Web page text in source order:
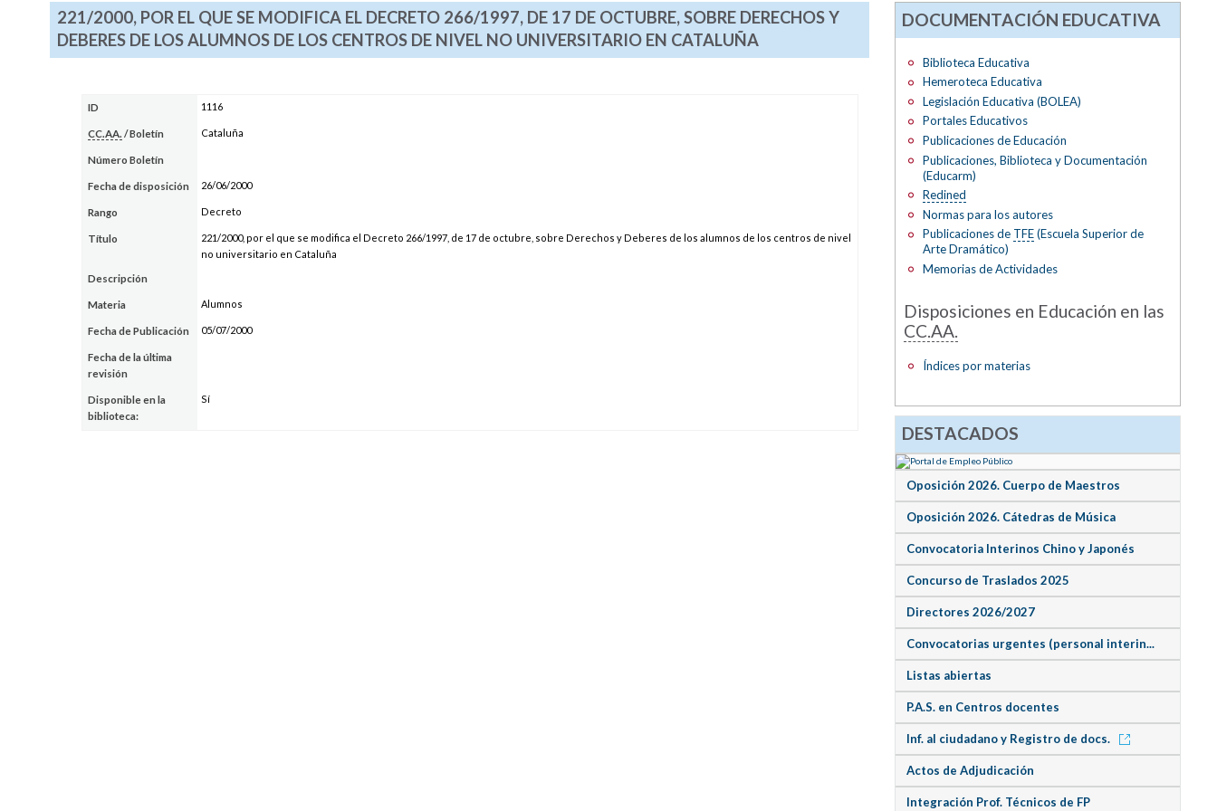
221/2000, POR EL QUE SE MODIFICA EL DECRETO 266/1997, DE 17 DE OCTUBRE, SOBRE DERECHOS Y
DEBERES DE LOS ALUMNOS DE LOS CENTROS DE NIVEL NO UNIVERSITARIO EN CATALUÑA
ID 1116
CC.AA. / Boletín Cataluña
Número Boletín
Fecha de disposición 26/06/2000
Rango Decreto
Título
221/2000, por el que se modifica el Decreto 266/1997, de 17 de octubre, sobre Derechos y Deberes de los alumnos de los centros de nivel
no universitario en Cataluña
Descripción
Materia Alumnos
Fecha de Publicación 05/07/2000
Fecha de la última
revisión
Disponible en la
biblioteca:
Sí
DOCUMENTACIÓN EDUCATIVA
Biblioteca Educativa
Hemeroteca Educativa
Legislación Educativa (BOLEA)
Portales Educativos
Publicaciones de Educación
Publicaciones, Biblioteca y Documentación
(Educarm)
Redined
Normas para los autores
Publicaciones de TFE(Escuela Superior de
Arte Dramático)
Memorias de Actividades
Disposiciones en Educación en las
CC.AA.
Índices por materias
DESTACADOS
Oposición 2026. Cuerpo de Maestros
Oposición 2026. Cátedras de Música
Convocatoria Interinos Chino y Japonés
Concurso de Traslados 2025
Directores 2026/2027
Convocatorias urgentes (personal interin...
Listas abiertas
P.A.S. en Centros docentes
Inf. al ciudadano y Registro de docs.
Actos de Adjudicación
Integración Prof. Técnicos de FP